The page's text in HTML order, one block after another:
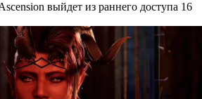
выйдет из раннего доступа 16